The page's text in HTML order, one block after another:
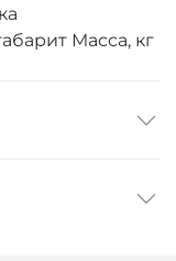
Масса, кг